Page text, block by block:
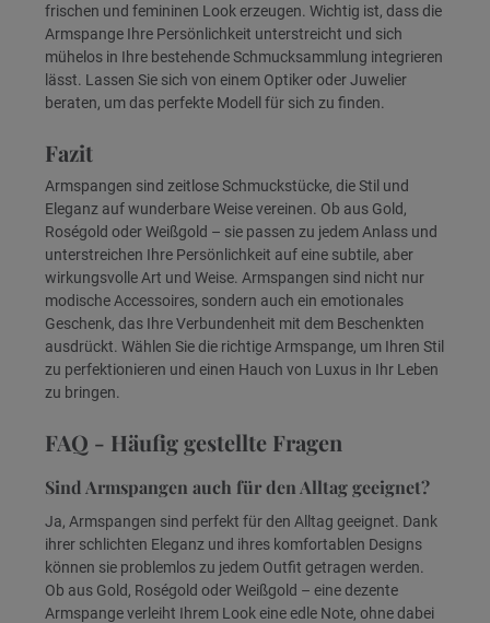
frischen und femininen Look erzeugen. Wichtig ist, dass die
Armspange Ihre Persönlichkeit unterstreicht und sich
mühelos in Ihre bestehende Schmucksammlung integrieren
lässt. Lassen Sie sich von einem Optiker oder Juwelier
beraten, um das perfekte Modell für sich zu finden.
Fazit
Armspangen sind zeitlose Schmuckstücke, die Stil und
Eleganz auf wunderbare Weise vereinen. Ob aus Gold,
Roségold oder Weißgold – sie passen zu jedem Anlass und
unterstreichen Ihre Persönlichkeit auf eine subtile, aber
wirkungsvolle Art und Weise. Armspangen sind nicht nur
modische Accessoires, sondern auch ein emotionales
Geschenk, das Ihre Verbundenheit mit dem Beschenkten
ausdrückt. Wählen Sie die richtige Armspange, um Ihren Stil
zu perfektionieren und einen Hauch von Luxus in Ihr Leben
zu bringen.
FAQ - Häufig gestellte Fragen
Sind Armspangen auch für den Alltag geeignet?
Ja, Armspangen sind perfekt für den Alltag geeignet. Dank
ihrer schlichten Eleganz und ihres komfortablen Designs
können sie problemlos zu jedem Outfit getragen werden.
Ob aus Gold, Roségold oder Weißgold – eine dezente
Armspange verleiht Ihrem Look eine edle Note, ohne dabei